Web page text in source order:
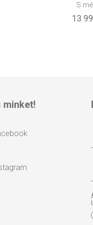
S
13
minket!